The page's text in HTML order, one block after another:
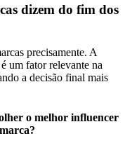
dizem do fim dos
precisamente. A
um fator relevante na
a decisão final mais
o melhor influencer